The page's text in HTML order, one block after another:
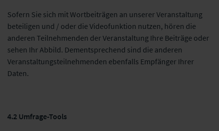
Sofern Sie sich mit Wortbeiträgen an unserer Veranstaltung
beteiligen und / oder die Videofunktion nutzen, hören die
anderen Teilnehmenden der Veranstaltung Ihre Beiträge oder
sehen Ihr Abbild. Dementsprechend sind die anderen
Veranstaltungsteilnehmenden ebenfalls Empfänger Ihrer
Daten.
4.2 Umfrage-Tools